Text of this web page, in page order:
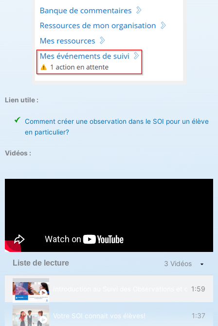
Lien utile :
Comment créer une observation dans le SOI pour un élève
en particulier?
Vidéos :
Liste de lecture 3 Vidéos
Introduction au Suivi des Observations et des1:59
Votre SOI connait vos élèves! 1:37